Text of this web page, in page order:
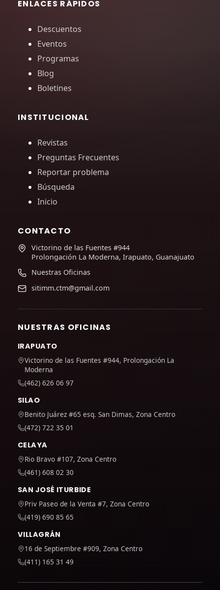
ENLACES RÁPIDOS
Descuentos
Eventos
Programas
Blog
Boletines
INSTITUCIONAL
Revistas
Preguntas Frecuentes
Reportar problema
Búsqueda
Inicio
CONTACTO
Victorino de las Fuentes #944
Prolongación La Moderna, Irapuato, Guanajuato
Nuestras Oficinas
sitimm.ctm@gmail.com
NUESTRAS OFICINAS
IRAPUATO
Victorino de las Fuentes #944, Prolongación La
Moderna
(462) 626 06 97
SILAO
Benito Juárez #65 esq. San Dimas, Zona Centro
(472) 722 35 01
CELAYA
Rio Bravo #107, Zona Centro
(461) 608 02 30
SAN JOSÉ ITURBIDE
Priv Paseo de la Venta #7, Zona Centro
(419) 690 85 65
VILLAGRÁN
16 de Septiembre #909, Zona Centro
(411) 165 31 49